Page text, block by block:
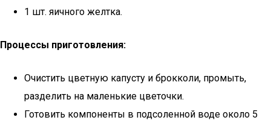
1 шт. яичного желтка.
Процессы приготовления:
Очистить цветную капусту и брокколи, промыть,
разделить на маленькие цветочки.
Готовить компоненты в подсоленной воде около 5